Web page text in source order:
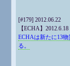
[#179] 2012.06.22
【ECHA】2012.6.18
ECHAは新たに13
る。